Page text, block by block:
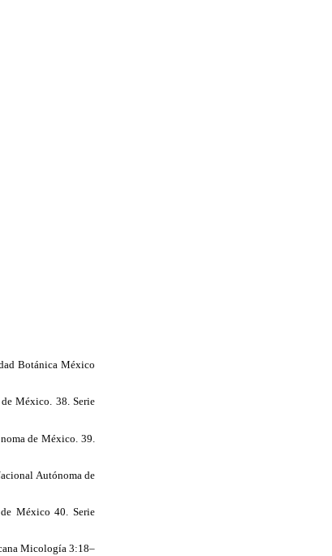
Botánica México
México. 38. Serie
de México. 39.
Autónoma de
México 40. Serie
Micología 3:18–